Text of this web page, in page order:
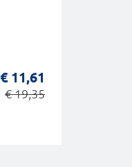
€ 11,61
€ 19,35